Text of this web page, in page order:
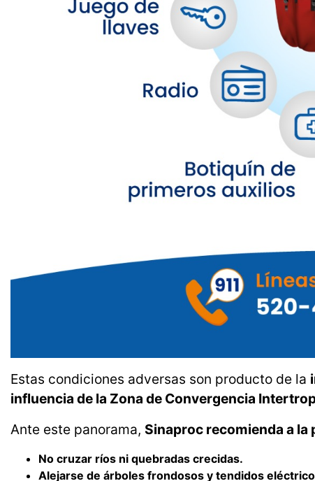
Estas condiciones adversas son producto de la
influencia de la Zona de Convergencia
Ante este panorama, Sinaproc recomienda a la
No cruzar ríos ni quebradas crecidas.
Alejarse de árboles frondosos y tendidos